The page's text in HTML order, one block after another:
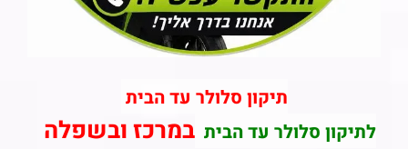
תיקון סלולר עד הבית
לתיקון סלולר עד הביתבמרכז ובשפלה